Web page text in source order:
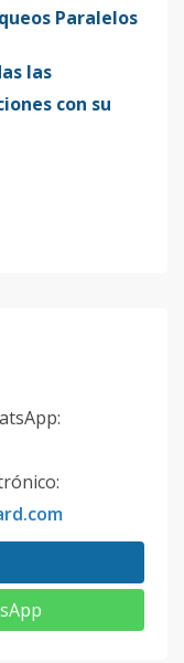
Paralelos
las
con su